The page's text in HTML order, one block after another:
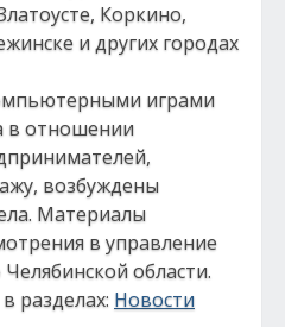
Коркино,
и других городах
играми
в отношении
возбуждены
Материалы
в управление
области.
разделах: Новости